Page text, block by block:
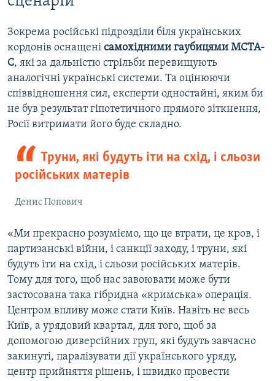
Зокрема російські підрозділи біля українських
кордонів оснащені самохідними гаубицями МСТА-
С, які за дальністю стрільби перевищують
аналогічні українські системи. Та оцінюючи
співвідношення сил, експерти одностайні, яким би
не був результат гіпотетичного прямого зіткнення,
Росії витримати його буде складно.
Труни, які будуть іти на схід, і сльози
російських матерів
Денис Попович
«Ми прекрасно розуміємо, що це втрати, це кров, і
партизанські війни, і санкції заходу, і труни, які
будуть іти на схід, і сльози російських матерів.
Тому для того, щоб нас завоювати може бути
застосована така гібридна «кримська» операція.
Центром впливу може стати Київ. Навіть не весь
Київ, а урядовий квартал, для того, щоб за
допомогою диверсійних груп, які будуть завчасно
закинуті, паралізувати дії українського уряду,
центр прийняття рішень, і швидко провести